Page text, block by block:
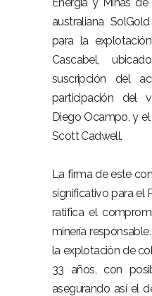
australiana
para la
Cascabel,
suscripción del
participación del
Diego Ocampo, y
Scott Cadwell.
La firma de este
significativo para el
ratifica el
minería
la explotación de
33 años, con
asegurando así el